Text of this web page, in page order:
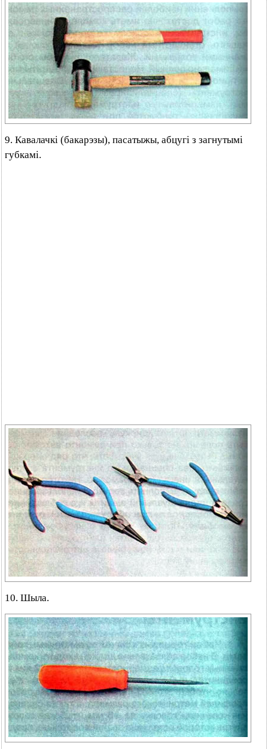
9. Кавалачкі (бакарэзы), пасатыжы, абцугі з загнутымі
губкамі.
10. Шыла.